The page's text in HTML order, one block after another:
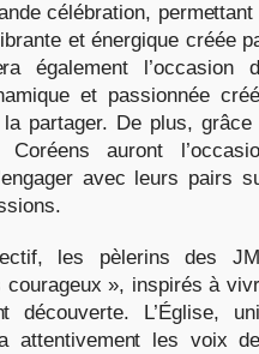
célébration, permettant
et énergique créée
également l’occasion
et passionnée
partager. De plus, grâce
auront
avec leurs pairs
les pèlerins des
», inspirés à
découverte. L’Église,
attentivement les voix